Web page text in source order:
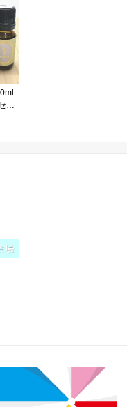
燥
オイ
入
エ
ン
ー
ッ